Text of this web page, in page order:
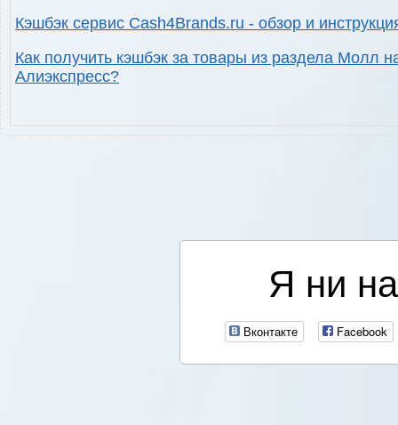
Кэшбэк сервис Cash4Brands.ru - обзор и
Как получить кэшбэк за товары из раздела Молл
Алиэкспресс?
Я ни
Вконтакте Facebook